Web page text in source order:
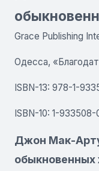
Grace Publishing
Одесса,
ISBN-13: 978-1-
ISBN-10: 1-
Джон Мак-